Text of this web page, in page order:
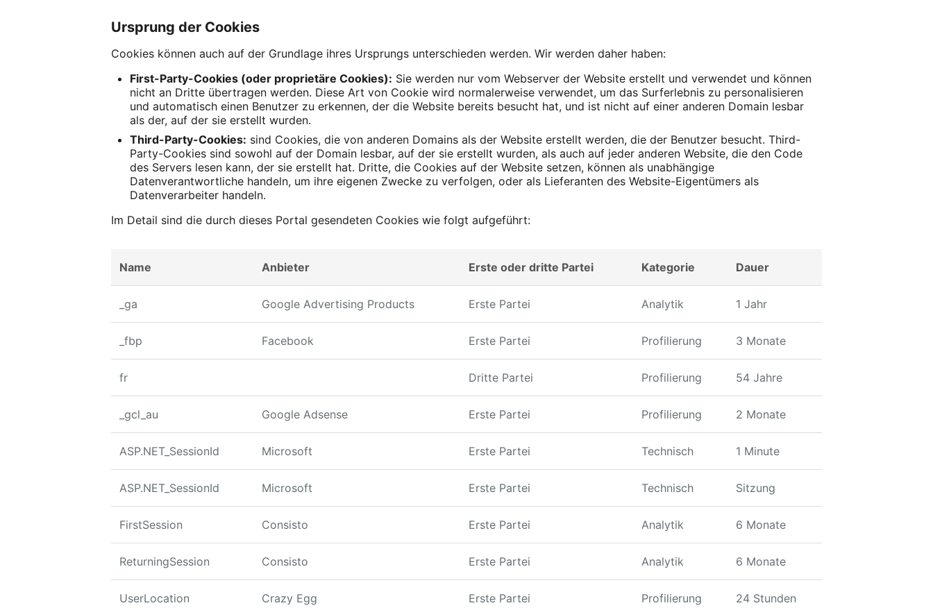
Ursprung der Cookies
Cookies können auch auf der Grundlage ihres Ursprungs unterschieden werden. Wir werden daher haben:
First-Party-Cookies (oder proprietäre Cookies): Sie werden nur vom Webserver der Website erstellt und verwendet und können
nicht an Dritte übertragen werden. Diese Art von Cookie wird normalerweise verwendet, um das Surferlebnis zu personalisieren
und automatisch einen Benutzer zu erkennen, der die Website bereits besucht hat, und ist nicht auf einer anderen Domain lesbar
als der, auf der sie erstellt wurden.
Third-Party-Cookies: sind Cookies, die von anderen Domains als der Website erstellt werden, die der Benutzer besucht. Third-
Party-Cookies sind sowohl auf der Domain lesbar, auf der sie erstellt wurden, als auch auf jeder anderen Website, die den Code
des Servers lesen kann, der sie erstellt hat. Dritte, die Cookies auf der Website setzen, können als unabhängige
Datenverantwortliche handeln, um ihre eigenen Zwecke zu verfolgen, oder als Lieferanten des Website-Eigentümers als
Datenverarbeiter handeln.
Im Detail sind die durch dieses Portal gesendeten Cookies wie folgt aufgeführt:
Name Anbieter Erste oder dritte Partei Kategorie Dauer
_ga Google Advertising Products Erste Partei Analytik 1 Jahr
_fbp Facebook Erste Partei Profilierung 3 Monate
fr Dritte Partei Profilierung 54 Jahre
_gcl_au Google Adsense Erste Partei Profilierung 2 Monate
ASP.NET_SessionId Microsoft Erste Partei Technisch 1 Minute
ASP.NET_SessionId Microsoft Erste Partei Technisch Sitzung
FirstSession Consisto Erste Partei Analytik 6 Monate
ReturningSession Consisto Erste Partei Analytik 6 Monate
UserLocation Crazy Egg Erste Partei Profilierung 24 Stunden